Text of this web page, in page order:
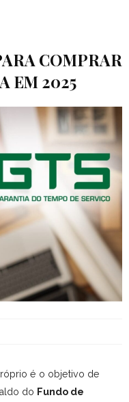
COMPRAR
EM 2025
é o objetivo de
do Fundo de